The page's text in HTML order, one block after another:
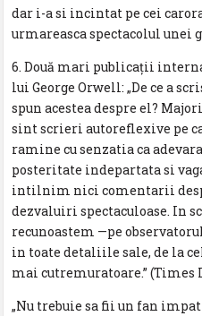
dar i-a si incintat pe cei
urmareasca spectacolul unei
6. Două mari publicaţii
lui George Orwell: „De ce a
spun acestea despre el?
sint scrieri autoreflexive pe
ramine cu senzatia ca
posteritate indepartata si
intilnim nici comentarii
dezvaluiri spectaculoase. In
recunoastem —pe
in toate detaliile sale, de la
mai cutremuratoare.”
„Nu trebuie sa fii un fan